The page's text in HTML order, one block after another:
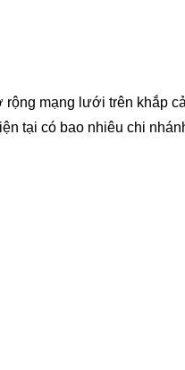
mạng lưới trên khắp
tại có bao nhiêu chi